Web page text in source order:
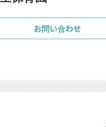
お問い合わせ